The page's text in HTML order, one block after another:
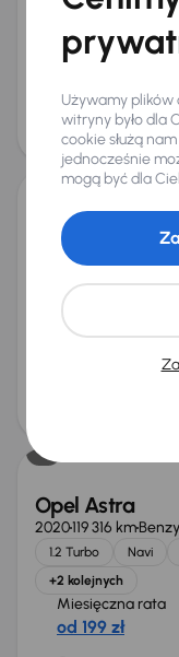
+2 kolejnych
Miesięczna rata
od 244 zł
Najniższa cena z
obniżką
42 000 zł
Opel Astra
2019 Diesel
+4 kolejnych
Miesięczna rata
Opel Astra
2020119 316 km
1.2 Turbo Navi
+2 kolejnych
Miesięczna rata
od 199 zł
Używamy
witryny było dla
cookie służą
jednocześnie
mogą być dla